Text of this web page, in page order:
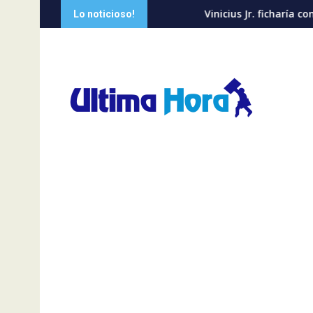
al
Lo noticioso!
Vinicius Jr. ficharía con el Arsenal, aseguran